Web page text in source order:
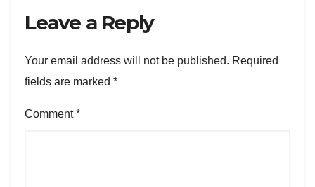
Leave a Reply
Your email address will not be published. Required
fields are marked *
Comment*